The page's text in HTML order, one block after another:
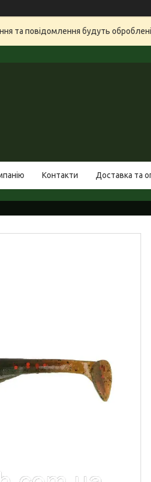
та повідомлення будуть
Контакти Доставка та